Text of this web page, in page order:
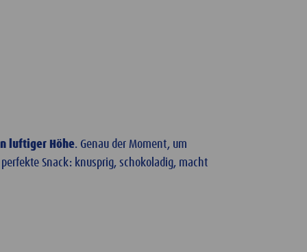
luftiger Höhe. Genau der Moment, um
Snack: knusprig, schokoladig, macht